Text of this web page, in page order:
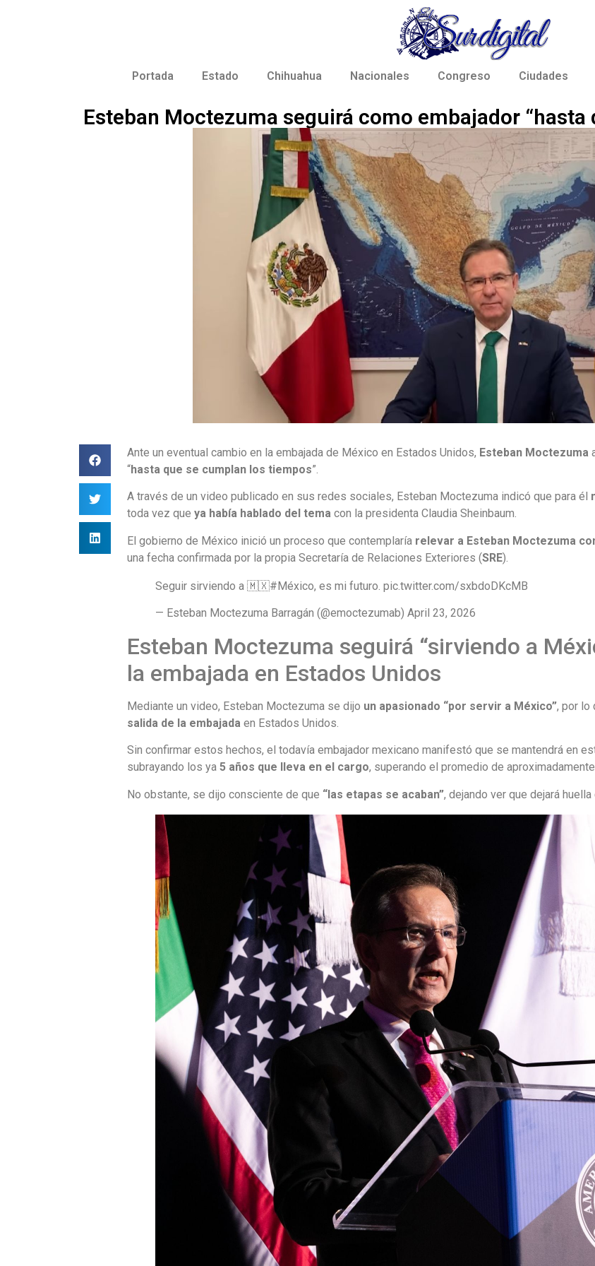
Portada Estado Chihuahua Nacionales Congreso Ciudades
Esteban Moctezuma seguirá como embajador
Ante un eventual cambio en la embajada de México en Estados Unidos, Esteban Moctezuma
“hasta que se cumplan los tiempos”.
A través de un video publicado en sus redes sociales, Esteban Moctezuma indicó que para él
toda vez queya había hablado del tema con la presidenta Claudia Sheinbaum.
El gobierno de México inició un proceso que contemplaría relevar a Esteban Moctezuma
una fecha confirmada por la propia Secretaría de Relaciones Exteriores (SRE).
Seguir sirviendo a 🇲🇽#México, es mi futuro. pic.twitter.com/sxbdoDKcMB
— Esteban Moctezuma Barragán (@emoctezumab) April 23, 2026
Esteban Moctezuma seguirá “sirviendo a
la embajada en Estados Unidos
Mediante un video, Esteban Moctezuma se dijo un apasionado “por servir a México”, por lo
salida de la embajada en Estados Unidos.
Sin confirmar estos hechos, el todavía embajador mexicano manifestó que se mantendrá en
subrayando los ya5 años que lleva en el cargo, superando el promedio de
No obstante, se dijo consciente de que “las etapas se acaban”, dejando ver que dejará